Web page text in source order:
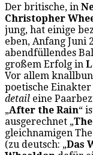
Der britische, in
Christopher
jung, hat einige
eben, Anfang Juni
abendfüllendes
großem Erfolg in
Vor allem
poetische
detail eine
„After the Rain“
ausgerechnet „
gleichnamigen
(zu deutsch: „Das